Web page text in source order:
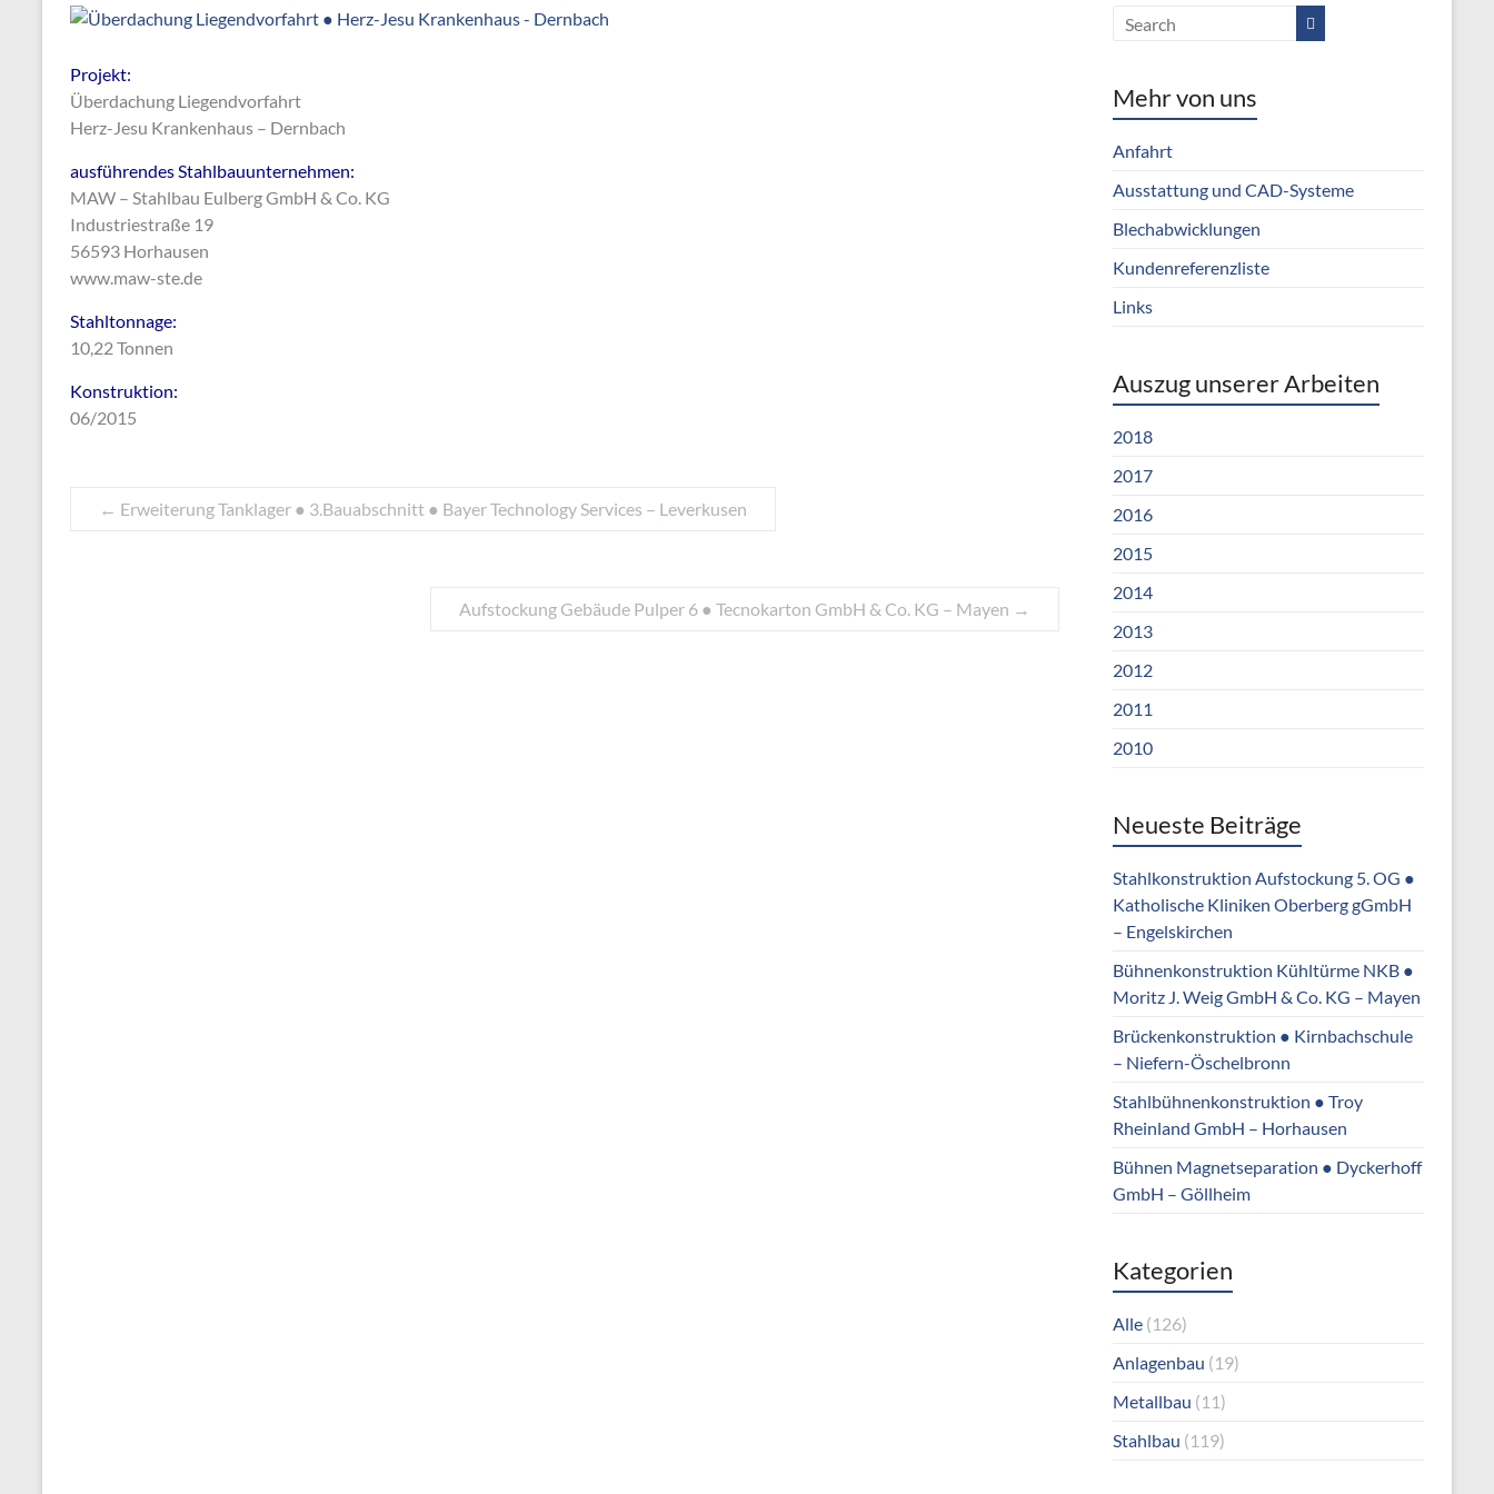
Co.
KG
Projekt:
Überdachung Liegendvorfahrt
Herz-Jesu Krankenhaus – Dernbach
ausführendes Stahlbauunternehmen:
MAW – Stahlbau Eulberg GmbH & Co. KG
Industriestraße 19
56593 Horhausen
www.maw-ste.de
Stahltonnage:
10,22 Tonnen
Konstruktion:
06/2015
← Erweiterung Tanklager ● 3.Bauabschnitt ● Bayer Technology Services – Leverkusen
Aufstockung Gebäude Pulper 6 ● Tecnokarton GmbH & Co. KG – Mayen →
Mehr von uns
Anfahrt
Ausstattung und CAD-Systeme
Blechabwicklungen
Kundenreferenzliste
Links
Auszug unserer Arbeiten
2018
2017
2016
2015
2014
2013
2012
2011
2010
Neueste Beiträge
Stahlkonstruktion Aufstockung 5. OG ●
Katholische Kliniken Oberberg gGmbH
– Engelskirchen
Bühnenkonstruktion Kühltürme NKB ●
Moritz J. Weig GmbH & Co. KG – Mayen
Brückenkonstruktion ● Kirnbachschule
– Niefern-Öschelbronn
Stahlbühnenkonstruktion ● Troy
Rheinland GmbH – Horhausen
Bühnen Magnetseparation ● Dyckerhoff
GmbH – Göllheim
Kategorien
Alle(126)
Anlagenbau (19)
Metallbau (11)
Stahlbau (119)